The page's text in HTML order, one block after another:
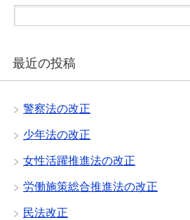
最近の投稿
警察法の改正
少年法の改正
女性活躍推進法の改正
労働施策総合推進法の改正
民法改正